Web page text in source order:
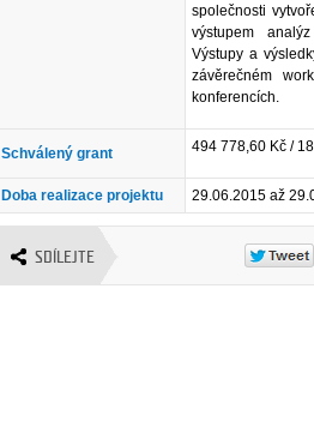
společnosti
výstupem
Výstupy a
závěrečném
konferencích.
Schválený grant 494 778,60 Kč /
Doba realizace projektu 29.06.2015 až
SDÍLEJTE